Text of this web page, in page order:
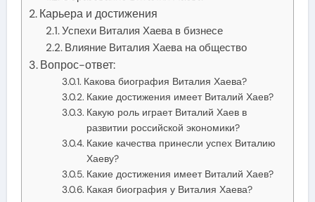
Карьера и достижения
Успехи Виталия Хаева в бизнесе
Влияние Виталия Хаева на общество
Вопрос-ответ:
Какова биография Виталия Хаева?
Какие достижения имеет Виталий Хаев?
Какую роль играет Виталий Хаев в
развитии российской экономики?
Какие качества принесли успех Виталию
Хаеву?
Какие достижения имеет Виталий Хаев?
Какая биография у Виталия Хаева?